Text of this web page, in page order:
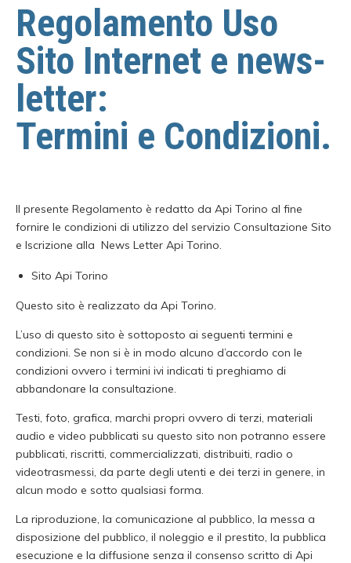
Regolamento Uso
Sito Internet e news-
letter:
Termini e Condizioni.
Il presente Regolamento è redatto da Api Torino al fine
fornire le condizioni di utilizzo del servizio Consultazione Sito
e Iscrizione alla News Letter Api Torino.
Sito Api Torino
Questo sito è realizzato da Api Torino.
L’uso di questo sito è sottoposto ai seguenti termini e
condizioni. Se non si è in modo alcuno d’accordo con le
condizioni ovvero i termini ivi indicati ti preghiamo di
abbandonare la consultazione.
Testi, foto, grafica, marchi propri ovvero di terzi, materiali
audio e video pubblicati su questo sito non potranno essere
pubblicati, riscritti, commercializzati, distribuiti, radio o
videotrasmessi, da parte degli utenti e dei terzi in genere, in
alcun modo e sotto qualsiasi forma.
La riproduzione, la comunicazione al pubblico, la messa a
disposizione del pubblico, il noleggio e il prestito, la pubblica
esecuzione e la diffusione senza il consenso scritto di Api